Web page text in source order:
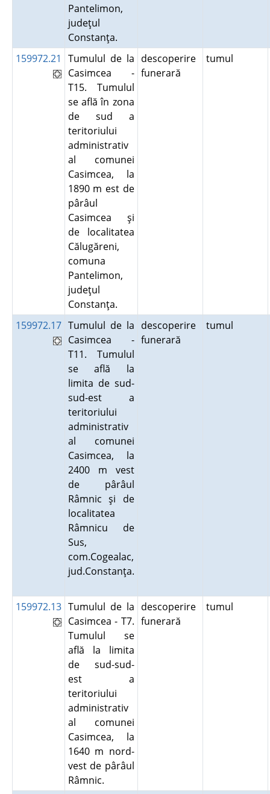
Pantelimon,
judeţul
Constanţa.
159972.21
Tumulul de la
Casimcea -
T15. Tumulul
se află în zona
de sud a
teritoriului
administrativ
al comunei
Casimcea, la
1890 m est de
pârâul
Casimcea şi
de localitatea
Călugăreni,
comuna
Pantelimon,
judeţul
Constanţa.
descoperire
funerară
tumul
159972.17 Tumulul de la
Casimcea -
T11. Tumulul
se află la
limita de sud-
sud-est a
teritoriului
administrativ
al comunei
Casimcea, la
2400 m vest
de pârâul
Râmnic şi de
localitatea
Râmnicu de
Sus,
com.Cogealac,
jud.Constanţa.
descoperire
funerară
tumul
159972.13 Tumulul de la
Casimcea - T7.
Tumulul se
află la limita
de sud-sud-
est a
teritoriului
administrativ
al comunei
Casimcea, la
1640 m nord-
vest de pârâul
Râmnic.
descoperire
funerară
tumul